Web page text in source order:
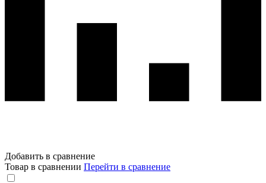
Добавить в сравнение
Товар в сравнении Перейти в сравнение